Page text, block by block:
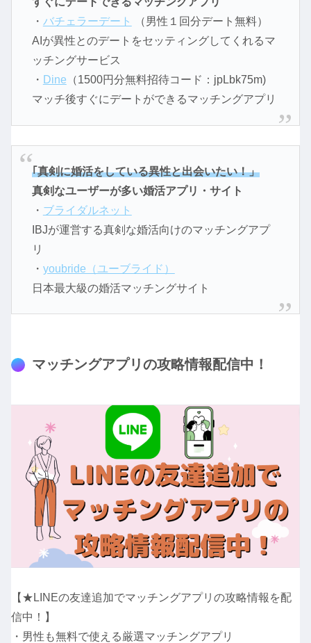
・ バチェラーデート
（男性１回分デート無料）
AIが異性とのデートをセッティングしてくれるマ
ッチングサービス
・ Dine （1500円分無料招待コード：jpLbk75m)
マッチ後すぐにデートができるマッチングアプリ
｢真剣に婚活をしている異性と出会いたい！」
真剣なユーザーが多い婚活アプリ・サイト
・ ブライダルネット
IBJが運営する真剣な婚活向けのマッチングアプ
リ
・ youbride（ユーブライド）
日本最大級の婚活マッチングサイト
マッチングアプリの攻略情報配信中！
【★LINEの友達追加でマッチングアプリの攻略情報を配
信中！】
・男性も無料で使える厳選マッチングアプリ